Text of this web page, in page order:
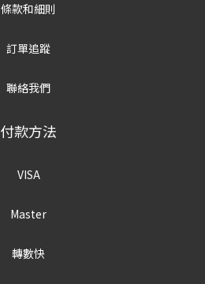
條款和細則
訂單追蹤
聯絡我們
付款方法
VISA
Master
轉數快